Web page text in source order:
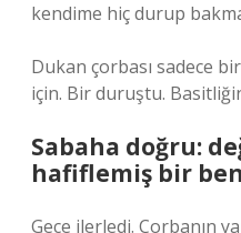
kendime hiç durup
Dukan çorbası sadece
için. Bir duruştu.
Sabaha doğru:
hafiflemiş bir ben
Gece ilerledi. Çorbanın